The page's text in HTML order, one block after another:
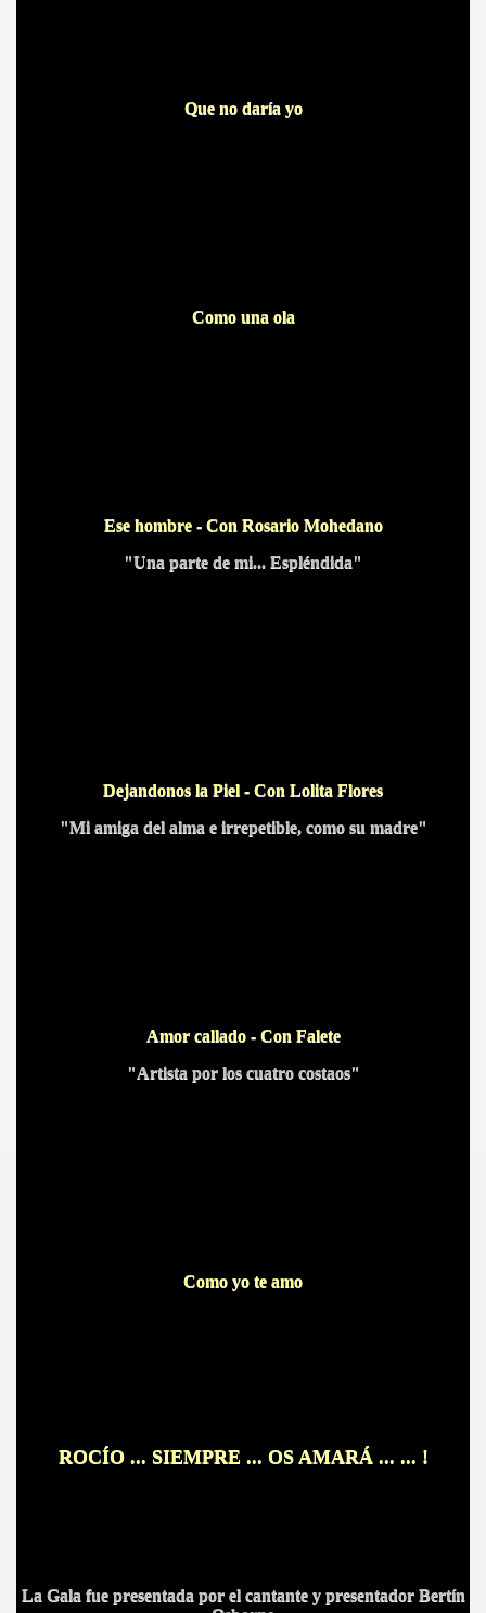
Que no daría yo
Como una ola
Ese hombre - Con Rosario Mohedano
"Una parte de mi... Espléndida"
Dejandonos la Piel - Con Lolita Flores
"Mi amiga del alma e irrepetible, como su madre"
Amor callado - Con Falete
"Artista por los cuatro costaos"
Como yo te amo
ROCÍO ... SIEMPRE ... OS AMARÁ ... ... !
La Gala fue presentada por el cantante y presentador Bertín